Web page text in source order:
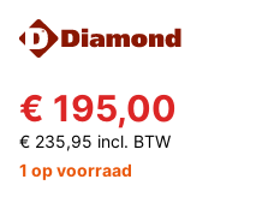
€ 195,00
€ 235,95 incl. BTW
1 op voorraad